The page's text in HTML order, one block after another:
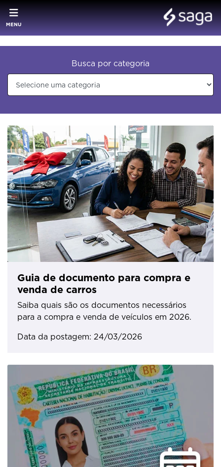
MENU
Busca por categoria
Guia de documento para compra e
venda de carros
Saiba quais são os documentos necessários
para a compra e venda de veículos em 2026.
Data da postagem: 24/03/2026